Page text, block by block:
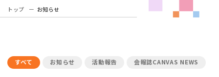
トップ お知らせ
すべて お知らせ 活動報告 会報誌CANVAS NEWS